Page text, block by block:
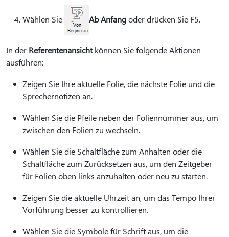
Wählen Sie Ab Anfangoder drücken Sie F5.
In der Referentenansichtkönnen Sie folgende Aktionen
ausführen:
Zeigen Sie Ihre aktuelle Folie, die nächste Folie und die
Sprechernotizen an.
Wählen Sie die Pfeile neben der Foliennummer aus, um
zwischen den Folien zu wechseln.
Wählen Sie die Schaltfläche zum Anhalten oder die
Schaltfläche zum Zurücksetzen aus, um den Zeitgeber
für Folien oben links anzuhalten oder neu zu starten.
Zeigen Sie die aktuelle Uhrzeit an, um das Tempo Ihrer
Vorführung besser zu kontrollieren.
Wählen Sie die Symbole für Schrift aus, um die